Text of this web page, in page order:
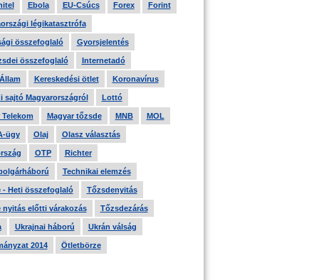
Ebola EU-Csúcs Forex Forint
légikatasztrófa
összefoglaló Gyorsjelentés
összefoglaló Internetadó
Kereskedési ötlet Koronavírus
sajtó Magyarországról Lottó
Telekom Magyar tőzsde MNB MOL
ügy Olaj Olasz választás
OTP Richter
Technikai elemzés
- Heti összefoglaló Tőzsdenyitás
nyitás előtti várakozás Tőzsdezárás
Ukrajnai háború Ukrán válság
2014 Ötletbörze